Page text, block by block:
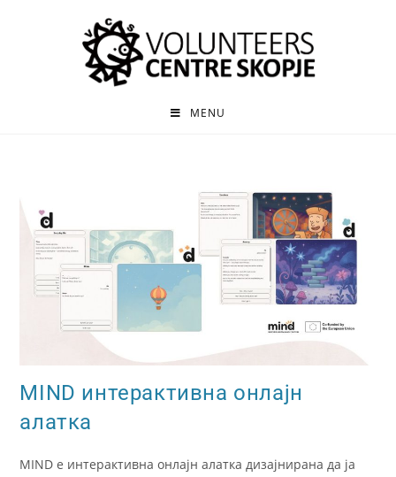
MENU
MIND интерактивна онлајн
алатка
MIND е интерактивна онлајн алатка дизајнирана да ја